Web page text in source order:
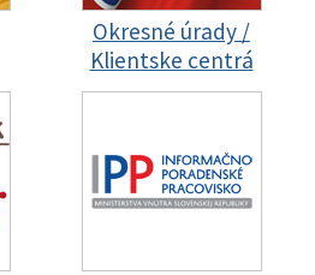
Okresné úrady /
Klientske centrá